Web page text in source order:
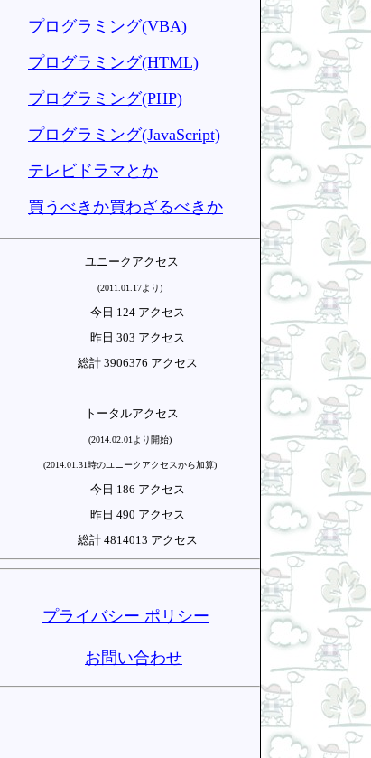
プログラミング(VBA)
プログラミング(HTML)
プログラミング(PHP)
プログラミング(JavaScript)
テレビドラマとか
買うべきか買わざるべきか
ユニークアクセス
(2011.01.17より)
今日 124 アクセス
昨日 303 アクセス
総計 3906376 アクセス
トータルアクセス
(2014.02.01より開始)
(2014.01.31時のユニークアクセスから加算)
今日 186 アクセス
昨日 490 アクセス
総計 4814013 アクセス
プライバシー ポリシー
お問い合わせ